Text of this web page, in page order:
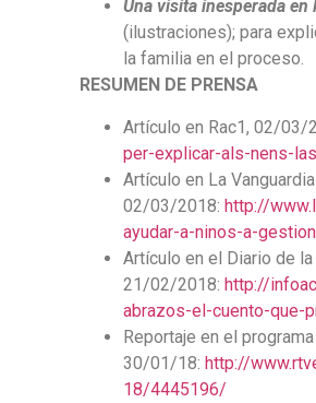
Una visita inesperada en
(ilustraciones); para
la familia en el proceso.
RESUMEN DE PRENSA
Artículo en Rac1, 02/03/
per-explicar-als-nens-
Artículo en La Vanguardia
02/03/2018: http://
ayudar-a-ninos-a-
Artículo en el Diario de
21/02/2018: http://
abrazos-el-cuento-que-
Reportaje en el programa
30/01/18: http://
18/4445196/